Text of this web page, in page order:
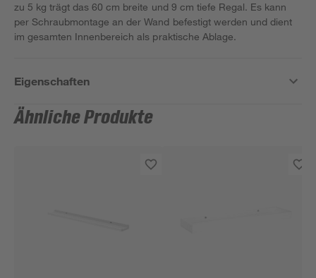
zu 5 kg trägt das 60 cm breite und 9 cm tiefe Regal. Es kann
per Schraubmontage an der Wand befestigt werden und dient
im gesamten Innenbereich als praktische Ablage.
Eigenschaften
Ähnliche Produkte